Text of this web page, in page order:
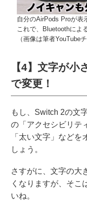
自分のAirPods Proが表
これで、Bluetoothによ
（画像は筆者YouTube
【4】文字が
で変更！
もし、Switch 2の文
の「アクセシビリテ
「太い文字」など
しょう。
さすがに、文字の大
くなりますが、そこ
いね。